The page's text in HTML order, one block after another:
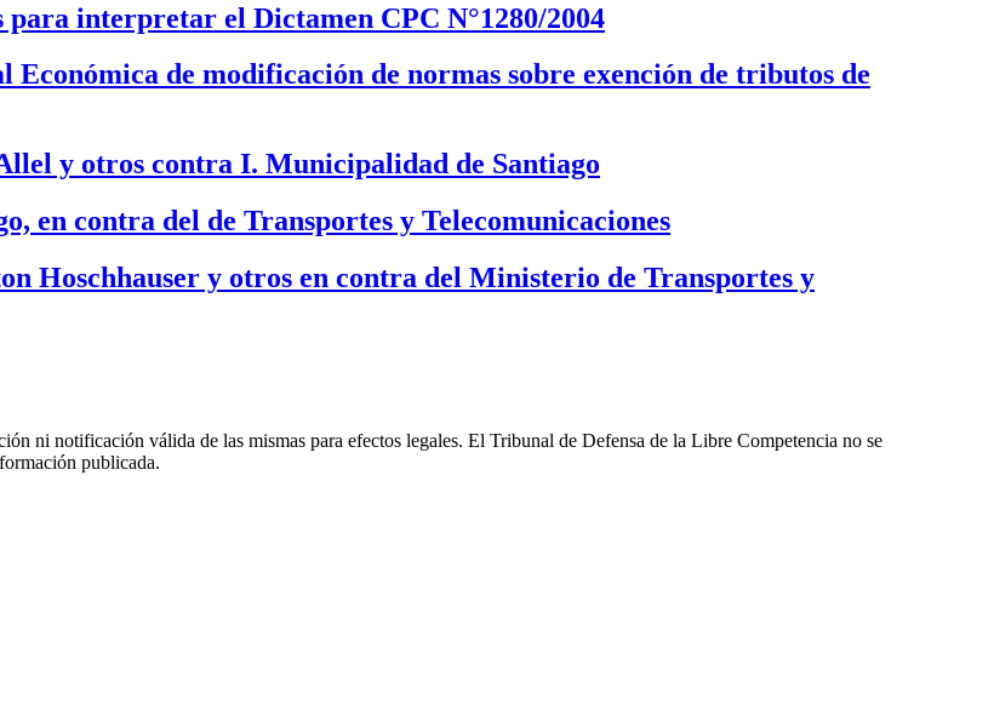
interpretar el Dictamen CPC N°1280/2004
de modificación de normas sobre exención de tributos de
y otros contra I. Municipalidad de Santiago
en contra del de Transportes y Telecomunicaciones
Hoschhauser y otros en contra del Ministerio de Transportes y
ni notificación válida de las mismas para efectos legales. El Tribunal de Defensa de la Libre Competencia no se
publicada.